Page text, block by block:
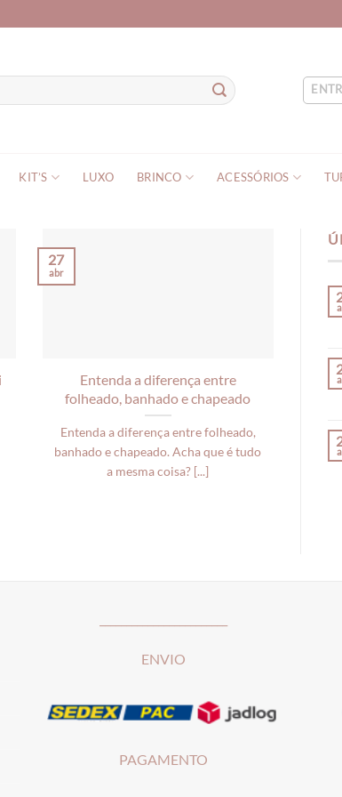
KIT’S LUXO BRINCO ACESSÓRIOS
Entenda a diferença entre
folheado, banhado e chapeado
Entenda a diferença entre folheado,
banhado e chapeado. Acha que é tudo
a mesma coisa? [...]
27
abr
ENVIO
PAGAMENTO